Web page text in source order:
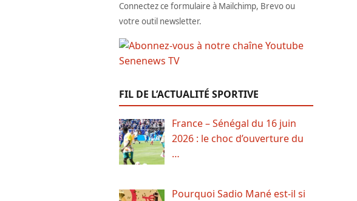
Connectez ce formulaire à Mailchimp, Brevo ou
votre outil newsletter.
FIL DE L’ACTUALITÉ SPORTIVE
France – Sénégal du 16 juin
2026 : le choc d’ouverture du
…
Pourquoi Sadio Mané est-il si